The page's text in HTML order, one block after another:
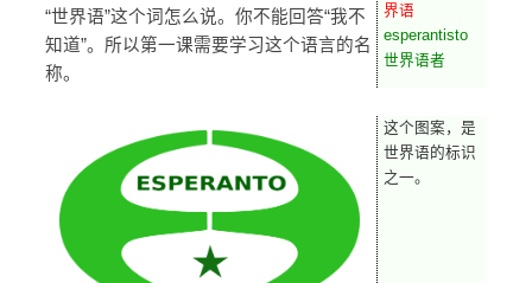
“世界语”这个词怎么说。你不能回答“我不
知道”。所以第一课需要学习这个语言的名
称。
界语
esperantisto
世界语者
这个图案，是
世界语的标识
之一。